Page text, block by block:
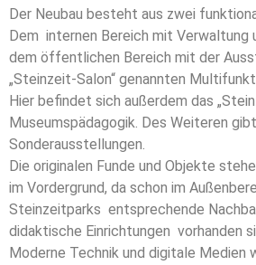
Der Neubau besteht aus zwei
Dem internen Bereich mit Verwaltung
dem öffentlichen Bereich mit der
„Steinzeit-Salon“ genannten
Hier befindet sich außerdem das
Museumspädagogik. Des Weiteren
Sonderausstellungen.
Die originalen Funde und Objekte
im Vordergrund, da schon im
Steinzeitparks entsprechende
didaktische Einrichtungen vorhanden
Moderne Technik und digitale Medien